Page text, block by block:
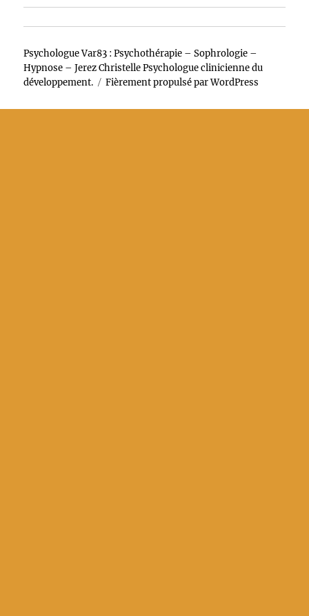
Psychologue Var83 : Psychothérapie – Sophrologie –
Hypnose – Jerez Christelle Psychologue clinicienne du
développement.
Fièrement propulsé par WordPress